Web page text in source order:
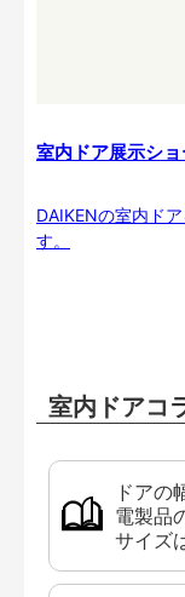
室内ドア展示シ
DAIKENの室内ド
す。
室内ドアコ
ドア
電製品
サイズ